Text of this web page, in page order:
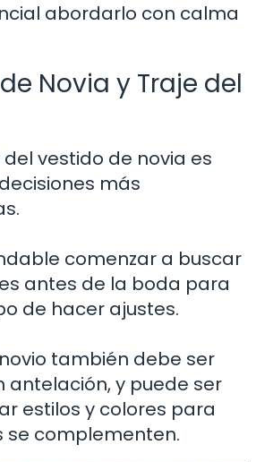
abordarlo con calma
Novia y Traje del
del vestido de novia es
más
comenzar a buscar
antes de la boda para
de hacer ajustes.
también debe ser
antelación, y puede ser
estilos y colores para
se complementen.